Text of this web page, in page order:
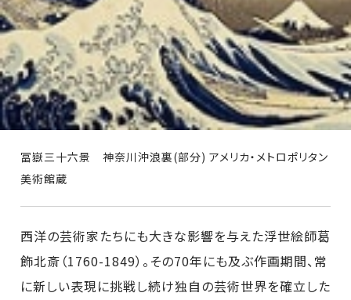
冨嶽三十六景 神奈川沖浪裏(部分) アメリカ・メトロポリタン
美術館蔵
西洋の芸術家たちにも大きな影響を与えた浮世絵師葛
飾北斎（1760-1849）。その70年にも及ぶ作画期間、常
に新しい表現に挑戦し続け独自の芸術世界を確立した